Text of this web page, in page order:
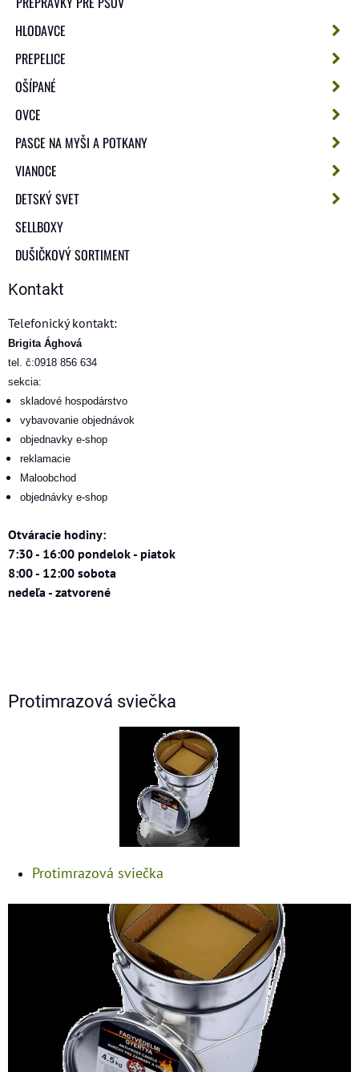
HLODAVCE
PREPELICE
OŠÍPANÉ
OVCE
PASCE NA MYŠI A POTKANY
VIANOCE
DETSKÝ SVET
SELLBOXY
DUŠIČKOVÝ SORTIMENT
Kontakt
Telefonický kontakt:
Brigita Ághová
tel. č:0918 856 634
sekcia:
skladové hospodárstvo
vybavovanie objednávok
objednavky e-shop
reklamacie
Maloobchod
objednávky e-shop
Otváracie hodiny:
7:30 - 16:00 pondelok - piatok
8:00 - 12:00 sobota
nedeľa - zatvorené
Protimrazová sviečka
Protimrazová sviečka